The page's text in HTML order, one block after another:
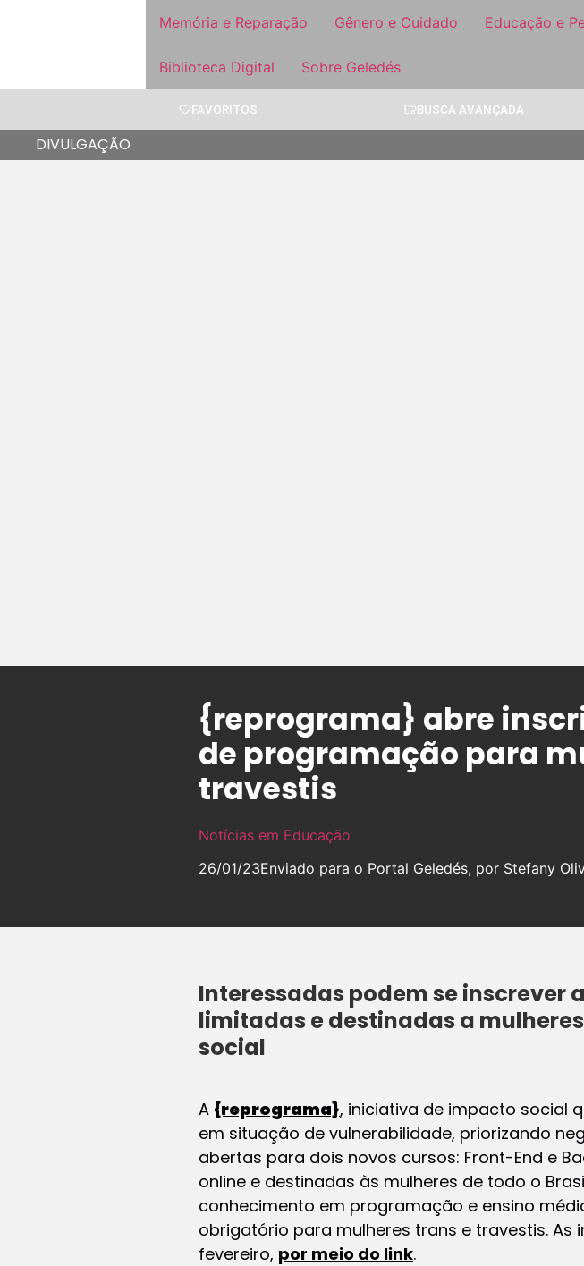
Memória e Reparação Gênero e Cuidado Educação e
Biblioteca Digital Sobre Geledés
FAVORITOS BUSCA AVANÇADA
DIVULGAÇÃO
{reprograma} abre
de programação para
travestis
Notícias em Educação
26/01/23Enviado para o Portal Geledés, por Stefany
Interessadas podem se inscrever
limitadas e destinadas a
social
A {reprograma}, iniciativa de impacto social
em situação de vulnerabilidade, priorizando
abertas para dois novos cursos: Front-End e
online e destinadas às mulheres de todo o
conhecimento em programação e ensino
obrigatório para mulheres trans e travestis.
fevereiro, por meio do link.